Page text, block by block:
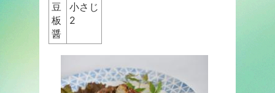
豆
板
醤
小さじ
2